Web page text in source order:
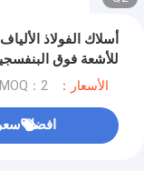
أسلاك الفولاذ
للأشعة فوق البنفسجية 16 مم 6 * 7
الأسعار：negotiable MOQ：2 لفات (1000 م)
افضل سعر